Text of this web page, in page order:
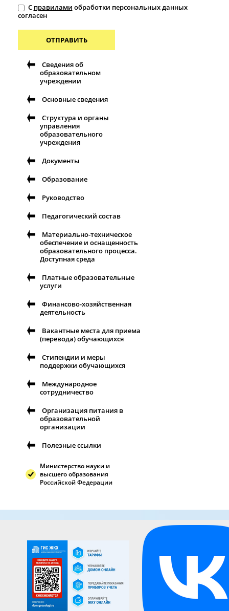
С правилами обработки персональных данных
согласен
ОТПРАВИТЬ
Сведения об
образовательном
учреждении
Основные сведения
Структура и органы
управления
образовательного
учреждения
Документы
Образование
Руководство
Педагогический состав
Материально-техническое
обеспечение и оснащенность
образовательного процесса.
Доступная среда
Платные образовательные
услуги
Финансово-хозяйственная
деятельность
Вакантные места для приема
(перевода) обучающихся
Стипендии и меры
поддержки обучающихся
Международное
сотрудничество
Организация питания в
образовательной
организации
Полезные ссылки
Министерство науки и
высшего образования
Российской Федерации